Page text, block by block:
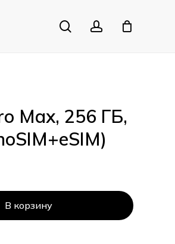
searchaccount
Max, 256 ГБ,
В корзину